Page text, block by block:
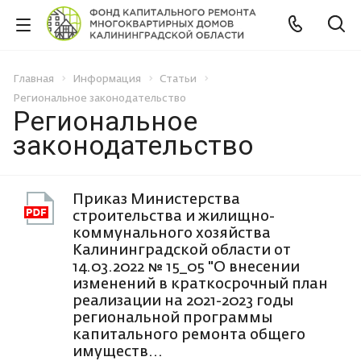
Главная Информация
Статьи
Региональное законодательство
Региональное
законодательство
Приказ Министерства
строительства и жилищно-
коммунального хозяйства
Калининградской области от
14.03.2022 № 15_05 "О внесении
изменений в краткосрочный план
реализации на 2021-2023 годы
региональной программы
капитального ремонта общего
имуществ...